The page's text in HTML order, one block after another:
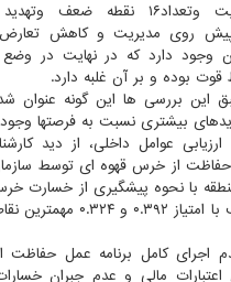
بعنوان مزیت وتعداد۱۶ نقطه
پیش روی مدیریت و کاهش
وجود دارد که در نهایت در
قوت بوده و بر آن غلبه دارد.
این بررسی ها این گونه
بیشتری نسبت به فرصتها وجود
ارزیابی عوامل داخلی، از دید
حفاظت از خرس قهوه ای توسط
منطقه با نحوه پیشگیری از خسارت
آن به ترتیب با امتیاز
اجرای کامل برنامه عمل
اعتبارات مالی و عدم جبران